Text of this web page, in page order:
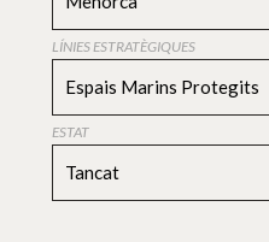
LÍNIES ESTRATÈGIQUES
Espais Marins Protegits
ESTAT
Tancat